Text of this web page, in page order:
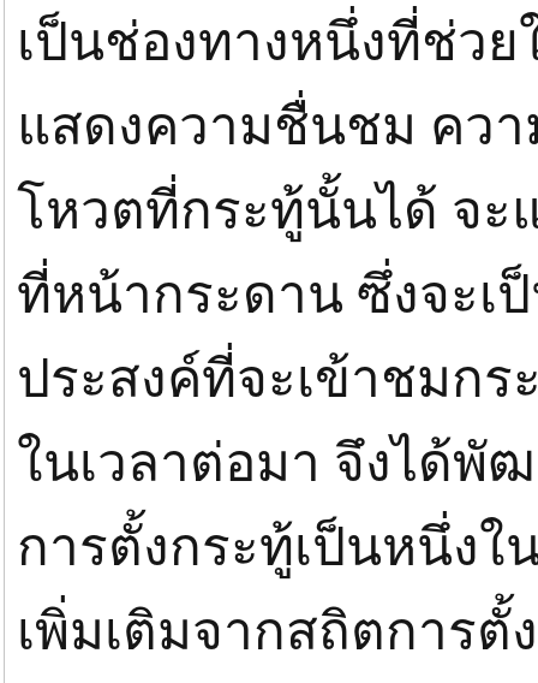
เป็นช่องทางหนึ่งที่ช่ว
แสดงความชื่นชม คว
โหวตที่กระทู้นั้นได้ จะ
ที่หน้ากระดาน ซึ่งจะเ
ประสงค์ที่จะเข้าชมก
ในเวลาต่อมา จึงได้พั
การตั้งกระทู้เป็นหนึ่ง
เพิ่มเติมจากสถิตการตั้